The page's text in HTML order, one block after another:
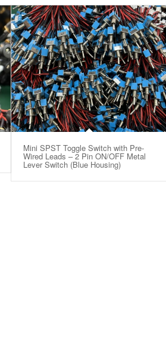
Mini SPST Toggle Switch with Pre-
Wired Leads – 2 Pin ON/OFF Metal
Lever Switch (Blue Housing)